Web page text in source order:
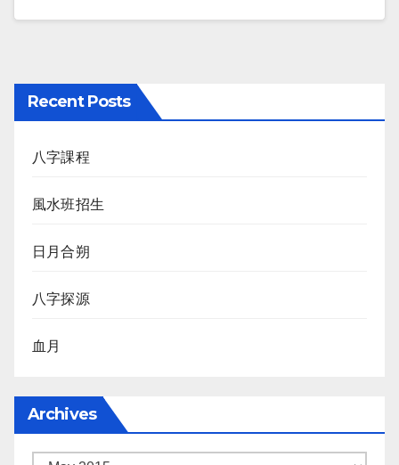
Recent Posts
八字課程
風水班招生
日月合朔
八字探源
血月
Archives